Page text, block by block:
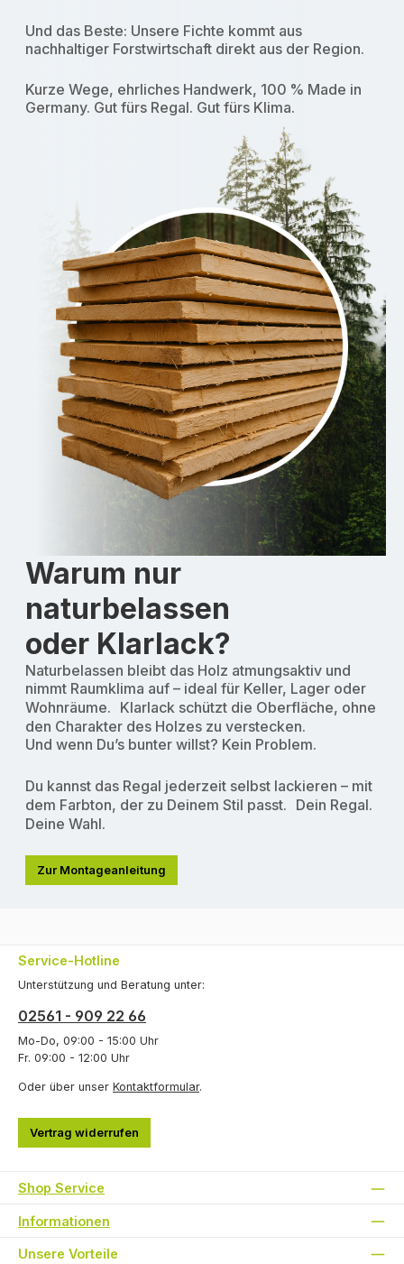
Und das Beste: Unsere Fichte kommt aus
nachhaltiger Forstwirtschaft direkt aus der Region.
Kurze Wege, ehrliches Handwerk, 100 % Made in
Germany. Gut fürs Regal. Gut fürs Klima.
Warum nur
naturbelassen
oder Klarlack?
Naturbelassen bleibt das Holz atmungsaktiv und
nimmt Raumklima auf – ideal für Keller, Lager oder
Wohnräume. Klarlack schützt die Oberfläche, ohne
den Charakter des Holzes zu verstecken.
Und wenn Du’s bunter willst? Kein Problem.
Du kannst das Regal jederzeit selbst lackieren – mit
dem Farbton, der zu Deinem Stil passt. Dein Regal.
Deine Wahl.
Zur Montageanleitung
Service-Hotline
Unterstützung und Beratung unter:
02561 - 909 22 66
Mo-Do, 09:00 - 15:00 Uhr
Fr. 09:00 - 12:00 Uhr
Oder über unser Kontaktformular.
Vertrag widerrufen
Shop Service
Informationen
Unsere Vorteile